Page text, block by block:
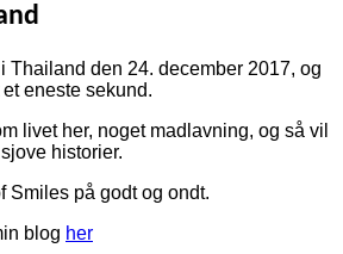
Thailand den 24. december 2017, og
eneste sekund.
livet her, noget madlavning, og så vil
historier.
Smiles på godt og ondt.
blog her